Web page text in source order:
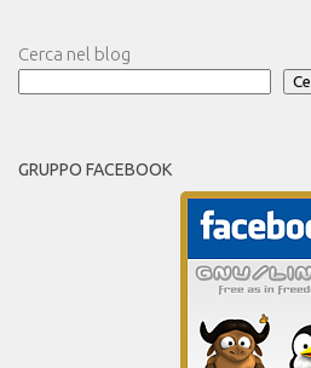
Cerca nel blog
GRUPPO FACEBOOK